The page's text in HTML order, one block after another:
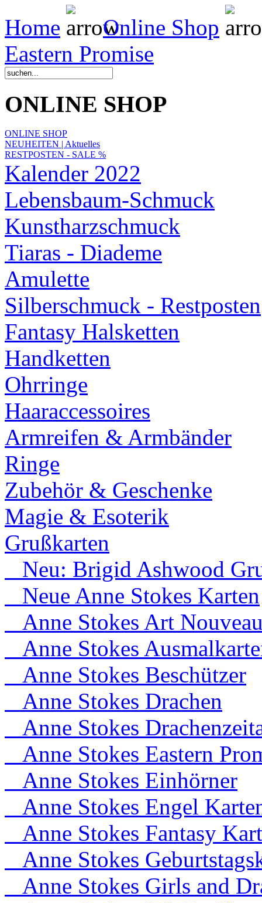
Home
Online Shop
Eastern Promise
ONLINE SHOP
ONLINE SHOP
NEUHEITEN | Aktuelles
RESTPOSTEN - SALE %
Kalender 2022
Lebensbaum-Schmuck
Kunstharzschmuck
Tiaras - Diademe
Amulette
Silberschmuck - Restposten
Fantasy Halsketten
Handketten
Ohrringe
Haaraccessoires
Armreifen & Armbänder
Ringe
Zubehör & Geschenke
Magie & Esoterik
Grußkarten
Neu: Brigid Ashwood
Neue Anne Stokes Karten
Anne Stokes Art
Anne Stokes
Anne Stokes Beschützer
Anne Stokes Drachen
Anne Stokes
Anne Stokes Eastern
Anne Stokes Einhörner
Anne Stokes Engel
Anne Stokes Fantasy
Anne Stokes
Anne Stokes Girls and